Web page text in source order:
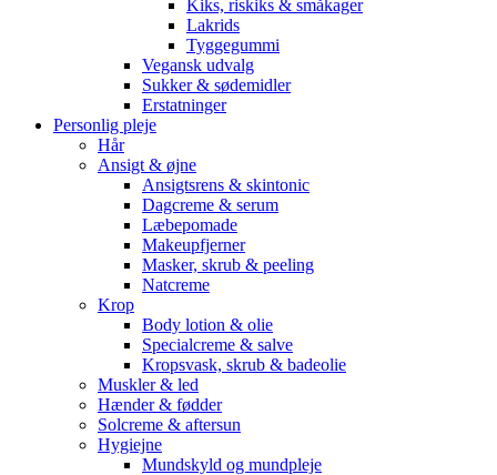
Kiks, riskiks & småkager
Lakrids
Tyggegummi
Vegansk udvalg
Sukker & sødemidler
Erstatninger
Personlig pleje
Hår
Ansigt & øjne
Ansigtsrens & skintonic
Dagcreme & serum
Læbepomade
Makeupfjerner
Masker, skrub & peeling
Natcreme
Krop
Body lotion & olie
Specialcreme & salve
Kropsvask, skrub & badeolie
Muskler & led
Hænder & fødder
Solcreme & aftersun
Hygiejne
Mundskyld og mundpleje